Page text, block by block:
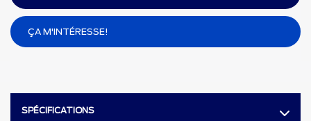
SPÉCIFICATIONS
ÇA M'INTÉRESSE!